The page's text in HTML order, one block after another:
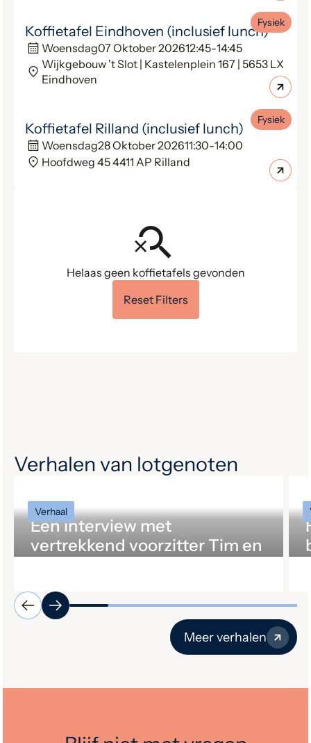
Koffietafel Eindhoven (inclusief lunch)
Woensdag07 Oktober 202612:45-14:45
Wijkgebouw 't Slot | Kastelenplein 167 | 5653 LX
Eindhoven
Fysiek
Koffietafel Rilland (inclusief lunch)
Woensdag28 Oktober 202611:30-14:00
Hoofdweg 45 4411 AP Rilland
Fysiek
Helaas geen koffietafels gevonden
Reset Filters
Verhalen van lotgenoten
Verhaal
Een interview met
vertrekkend voorzitter Tim en
Meer verhalen